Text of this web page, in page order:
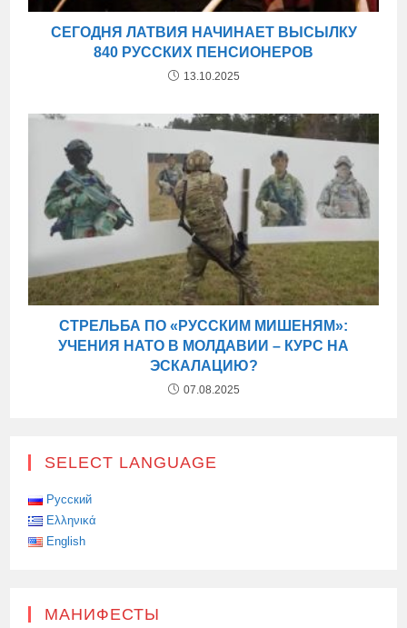
СЕГОДНЯ ЛАТВИЯ НАЧИНАЕТ ВЫСЫЛКУ
840 РУССКИХ ПЕНСИОНЕРОВ
13.10.2025
СТРЕЛЬБА ПО «РУССКИМ МИШЕНЯМ»:
УЧЕНИЯ НАТО В МОЛДАВИИ – КУРС НА
ЭСКАЛАЦИЮ?
07.08.2025
SELECT LANGUAGE
Русский
Ελληνικά
English
МАНИФЕСТЫ